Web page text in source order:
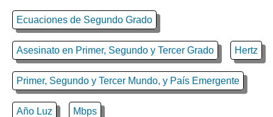
Ecuaciones de Segundo Grado
Asesinato en Primer, Segundo y Tercer Grado Hertz
Primer, Segundo y Tercer Mundo, y País Emergente
Año Luz Mbps